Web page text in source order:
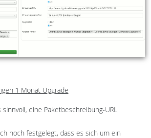
1 Monat Upgrade
eine Paketbeschreibung-URL
noch festgelegt, dass es sich um ein